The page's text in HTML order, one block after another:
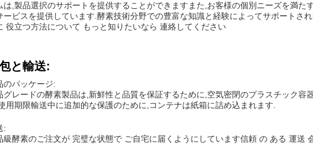
は,製品選択のサポートを提供することができますまた,お客様の個別ニーズを満た
ービスを提供しています.酵素技術分野での豊富な知識と経験によってサポートさ
役立つ方法について もっと知りたいなら 連絡してください
と輸送:
のパッケージ:
グレードの酵素製品は,新鮮性と品質を保証するために,空気密閉のプラスチック容
用期限輸送中に追加的な保護のために,コンテナは紙箱に詰め込まれます.
:
級酵素のご注文が 完璧な状態で ご自宅に届くようにしています信頼 の ある 運送